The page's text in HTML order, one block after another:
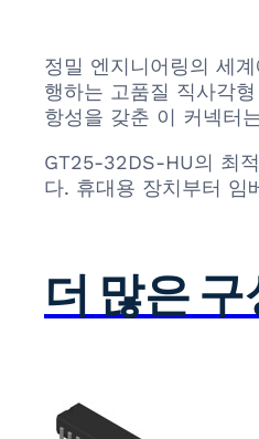
정밀 엔지니어링의 세
행하는 고품질 직사각
항성을 갖춘 이 커넥터
GT25-32DS-HU의 최
다. 휴대용 장치부터 임
더 많은